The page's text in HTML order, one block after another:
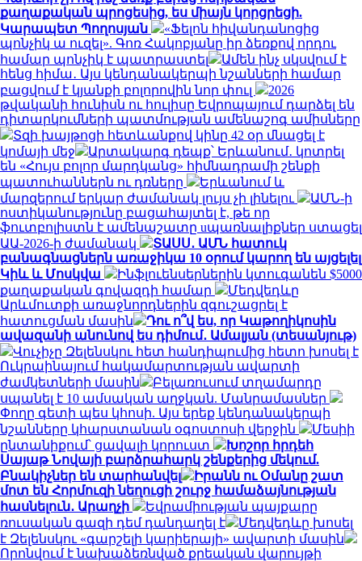
քաղաքական պրոցեսից, ես միայն կորցրեցի.
Կարապետ Պողոսյան
«Ֆելոն հիվանդանոցից
պոնչիկ ա ուզել». Գոռ Հակոբյանը իր ձեռքով որդու
համար պոնչիկ է պատրաստել
Ամեն ինչ սկսվում է
հենց հիմա․ Այս կենդանակերպի նշանների համար
բացվում է կյանքի բոլորովին նոր փուլ
2026
թվականի հունիսն ու հուլիսը Եվրոպայում դարձել են
դիտարկումների պատմության ամենաշոգ ամիսները
Տզի խայթոցի հետևանքով կինը 42 օր մնացել է
կոմայի մեջ
Արտակարգ դեպք՝ Երևանում․ կոտրել
են «Հույս բոլոր մարդկանց» հիմնադրամի շենքի
պատուհաններն ու դռները
Երևանում և
մարզերում երկար ժամանակ լույս չի լինելու
ԱՄՆ-ի
ոստիկանությունը բացահայտել է, թե որ
ֆուտբոլիստն է ամենաշատը uպառնալիքներ ստացել
ԱԱ-2026-ի ժամանակ
ՏԱՍՍ․ ԱՄՆ հատուկ
բանագնացներն առաջիկա 10 օրում կարող են այցելել
Կիև և Մոսկվա
Ինֆլուենսերներին կտուգանեն $5000
քաղաքական գովազդի համար
Մեդվեդևը
Արևմուտքի առաջնորդներին զգուշացրել է
հատուցման մասին
Դու ո՞վ ես, որ Կաթողիկոսին
ավազանի անունով ես դիմում․ Ամալյան (տեսանյութ)
Վուչիչը Զելենսկու հետ հանդիպումից հետո խոսել է
Ուկրաինայում հակամարտության ավարտի
ժամկետների մասին
Բելառուսում տղամարդը
սպանել է 10 ամսական աղջկան. Մանրամասներ
Փողը գետի պես կհոսի. Այս երեք կենդանակերպի
նշանները կհարստանան օգոստոսի վերջին
Մեսիի
ընտանիքում՝ ցավալի կորուստ
Խոշոր հրդեհ
Սայաթ Նովայի բարձրահարկ շենքերից մեկում.
Բնակիչներ են տարհանվել
Իրանն ու Օմանը շատ
մոտ են Հորմուզի նեղուցի շուրջ համաձայնության
հասնելուն․ Արաղչի
Եվրամիության պայքարը
ռուսական գազի դեմ դանդաղել է
Մեդվեդևը խոսել
է Զելենսկու «գարշելի կարիերայի» ավարտի մասին
Որոնվում է նախաձեռնված քրեական վարույթի